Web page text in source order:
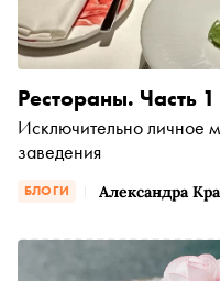
БЛОГИ Александра
Рестораны. Часть 1
Исключительно личное
заведения